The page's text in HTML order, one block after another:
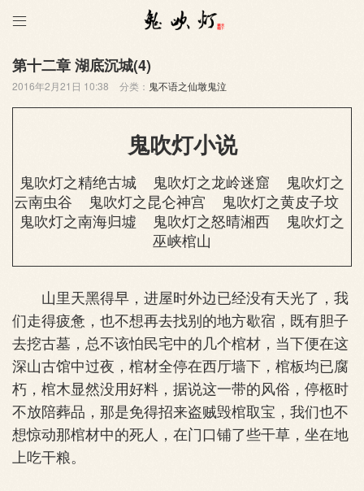

第十二章 湖底沉城(4)
2016年2月21日 10:38 分类： 鬼不语之仙墩鬼泣
鬼吹灯小说
鬼吹灯之精绝古城 鬼吹灯之龙岭迷窟
鬼吹灯之
云南虫谷
鬼吹灯之昆仑神宫
鬼吹灯之黄皮子坟
鬼吹灯之南海归墟
鬼吹灯之怒晴湘西
鬼吹灯之
巫峡棺山
山里天黑得早，进屋时外边已经没有天光了，我
们走得疲惫，也不想再去找别的地方歇宿，既有胆子
去挖古墓，总不该怕民宅中的几个棺材，当下便在这
深山古馆中过夜，棺材全停在西厅墙下，棺板均已腐
朽，棺木显然没用好料，据说这一带的风俗，停柩时
不放陪葬品，那是免得招来盗贼毁棺取宝，我们也不
想惊动那棺材中的死人，在门口铺了些干草，坐在地
上吃干粮。